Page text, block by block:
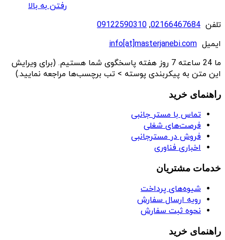
رفتن به بالا
تلفن 02166467684
,
09122590310
ایمیل info[at]masterjanebi.com
ما 24 ساعته 7 روز هفته پاسخگوی شما هستیم. (برای ویرایش
این متن به پیکربندی پوسته > تب برچسب‌ها مراجعه نمایید.)
راهنمای خرید
تماس با مستر جانبی
فرصت‌های شغلی
فروش در مسترجانبی
اخباری فناوری
خدمات مشتریان
شیوه‌های پرداخت
رویه ارسال سفارش
نحوه ثبت سفارش
راهنمای خرید